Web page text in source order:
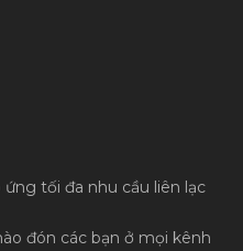
tối đa nhu cầu liên lạc
đón các bạn ở mọi kênh